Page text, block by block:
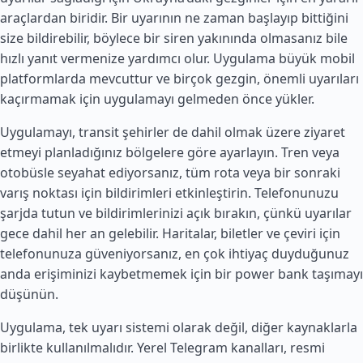
araçlardan biridir. Bir uyarının ne zaman başlayıp bittiğini
size bildirebilir, böylece bir siren yakınında olmasanız bile
hızlı yanıt vermenize yardımcı olur. Uygulama büyük mobil
platformlarda mevcuttur ve birçok gezgin, önemli uyarıları
kaçırmamak için uygulamayı gelmeden önce yükler.
Uygulamayı, transit şehirler de dahil olmak üzere ziyaret
etmeyi planladığınız bölgelere göre ayarlayın. Tren veya
otobüsle seyahat ediyorsanız, tüm rota veya bir sonraki
varış noktası için bildirimleri etkinleştirin. Telefonunuzu
şarjda tutun ve bildirimlerinizi açık bırakın, çünkü uyarılar
gece dahil her an gelebilir. Haritalar, biletler ve çeviri için
telefonunuza güveniyorsanız, en çok ihtiyaç duyduğunuz
anda erişiminizi kaybetmemek için bir power bank taşımayı
düşünün.
Uygulama, tek uyarı sistemi olarak değil, diğer kaynaklarla
birlikte kullanılmalıdır. Yerel Telegram kanalları, resmi